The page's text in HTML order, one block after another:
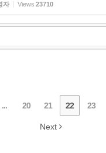
자 Views 23710
... 20 21 22 23
Next